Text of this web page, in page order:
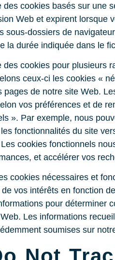
des cookies basés sur une
Web et expirent lorsque
sous‑dossiers de
la durée indiquée dans le
des cookies pour plusieurs
ceux‑ci les cookies «
pages de notre site Web.
vos préférences et de
». Par exemple, nous
fonctionnalités du site
cookies fonctionnels
et accélérer vos
cookies nécessaires et
vos intérêts en fonction
pour déterminer
Les informations
soumises sur